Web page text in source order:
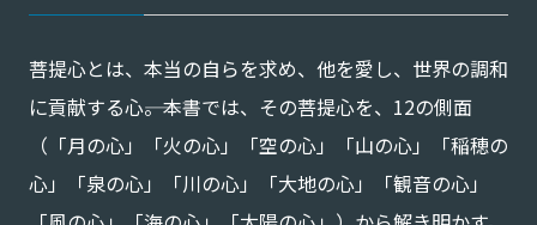
菩提心とは、本当の自らを求め、他を愛し、世界の調和
に貢献する心――。本書では、その菩提心を、12の側面
（「月の心」「火の心」「空の心」「山の心」「稲穂の
心」「泉の心」「川の心」「大地の心」「観音の心」